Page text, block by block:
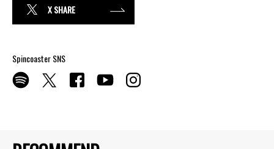
X SHARE
Spincoaster SNS